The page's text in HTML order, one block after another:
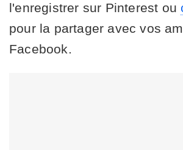
l'enregistrer sur Pinterest ou
pour la partager avec vos
Facebook.